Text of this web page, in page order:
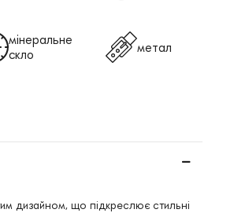
мінеральне
скло
метал
дизайном, що підкреслює стильні